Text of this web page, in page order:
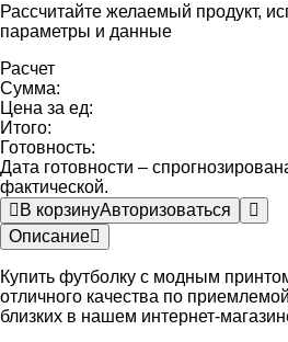
Рассчитайте желаемый продукт,
параметры и данные
Расчет
Сумма:
Цена за ед:
Итого:
Готовность:
Дата готовности –
фактической.
В корзинуАвторизоваться
Описание
Купить футболку с модным
отличного качества по
близких в нашем интернет-